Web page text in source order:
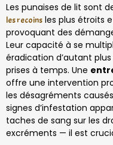
Les punaises de lit sont
les recoins les plus étroits
provoquant des
Leur capacité à se
éradication d’autant
prises à temps. Une
offre une intervention
les désagréments
signes d’infestation
taches de sang sur les
excréments — il est